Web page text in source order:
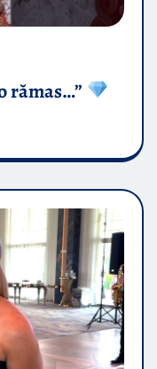
rămas…”